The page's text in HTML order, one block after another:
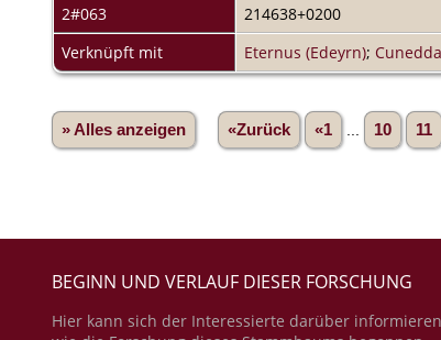
2#063
214638+0200
Verknüpft mit
Eternus (Edeyrn);
» Alles anzeigen «Zurück «1 10 11
BEGINN UND VERLAUF DIESER FORSCHUNG
Hier kann sich der Interessierte darüber informieren